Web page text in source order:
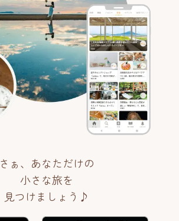
さぁ、あなただけの
小さな旅を
見つけましょう♪